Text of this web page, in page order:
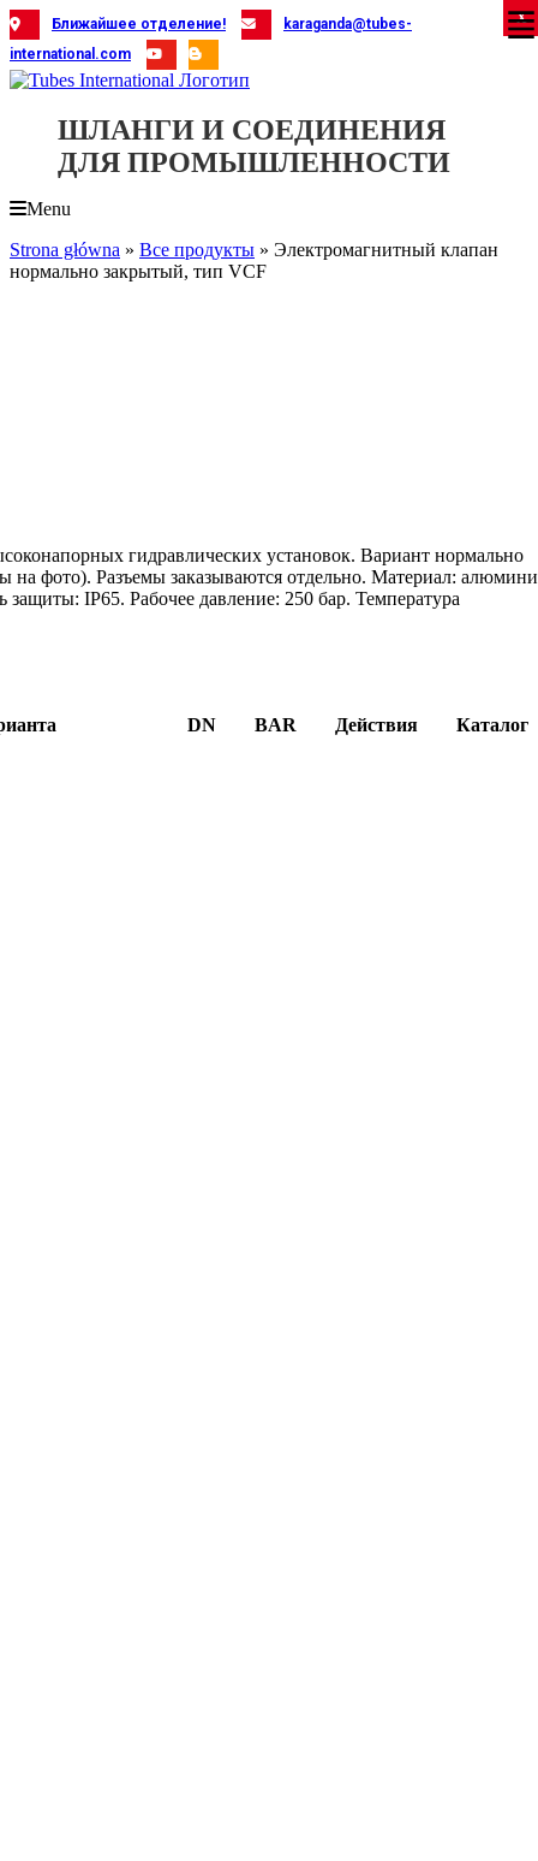
Skip
to
content
Ближайшее отделение!
karaganda@tubes-
international.com
ШЛАНГИ И СОЕДИНЕНИЯ
ДЛЯ ПРОМЫШЛЕННОСТИ
Menu
Strona główna » Все продукты » Электромагнитный клапан
нормально закрытый, тип VCF
гидравлических установок. Вариант нормально
фото). Разъемы заказываются отдельно. Материал:
IP65. Рабочее давление: 250 бар. Температура
DN BAR Действия Каталог
X
X
X
X
X
X
X
X
X
X
X
X
X
X
X
X
X
X
X